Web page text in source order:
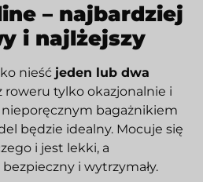
– najbardziej
i najlżejszy
nieść jeden lub dwa
roweru tylko okazjonalnie i
nieporęcznym bagażnikiem
będzie idealny. Mocuje się
i jest lekki, a
i wytrzymały.